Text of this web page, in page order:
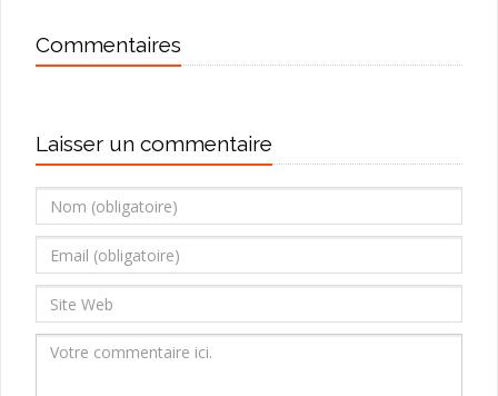
Commentaires
Laisser un commentaire